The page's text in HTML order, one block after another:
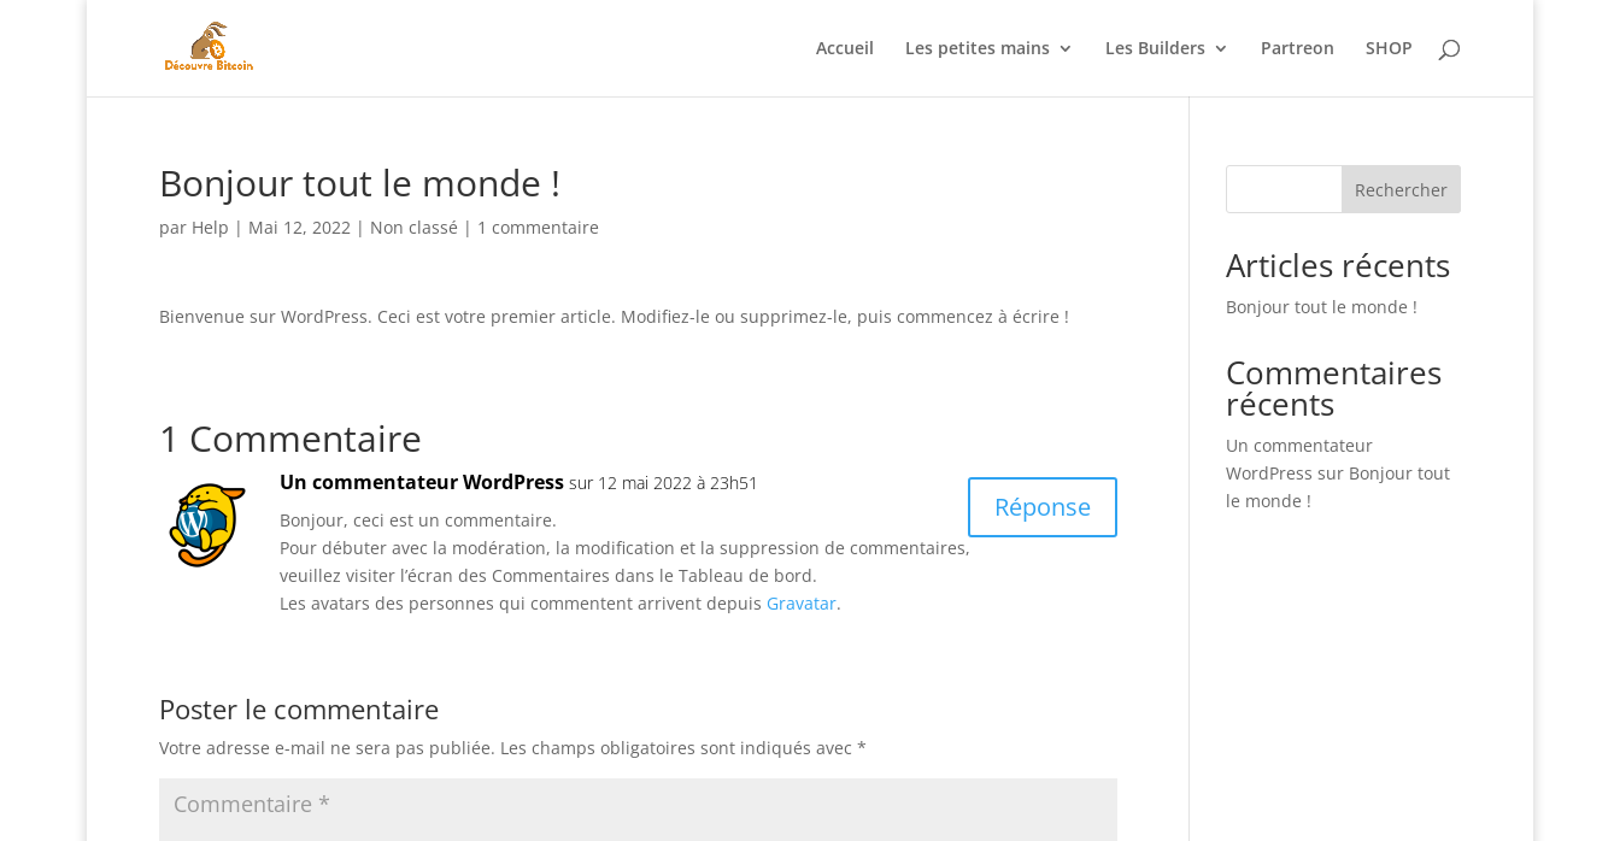
Accueil Les petites mains Les Builders Partreon SHOP
Bonjour tout le monde !
par Help | Mai 12, 2022 | Non classé | 1 commentaire
Bienvenue sur WordPress. Ceci est votre premier article. Modifiez-le ou supprimez-le, puis commencez à écrire !
1 Commentaire
Un commentateur WordPress sur 12 mai 2022 à 23h51
Bonjour, ceci est un commentaire.
Pour débuter avec la modération, la modification et la suppression de commentaires,
veuillez visiter l’écran des Commentaires dans le Tableau de bord.
Les avatars des personnes qui commentent arrivent depuis Gravatar.
Réponse
Poster le commentaire
Votre adresse e-mail ne sera pas publiée. Les champs obligatoires sont indiqués avec *
Rechercher
Articles récents
Bonjour tout le monde !
Commentaires
récents
Un commentateur
WordPress sur Bonjour tout
le monde !